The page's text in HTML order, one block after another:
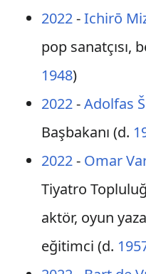
2022-Ichirō
pop sanatçısı,
1948)
2022-Adolfas
Başbakanı (d.
2022- Omar
Tiyatro
aktör, oyun
eğitimci (d.